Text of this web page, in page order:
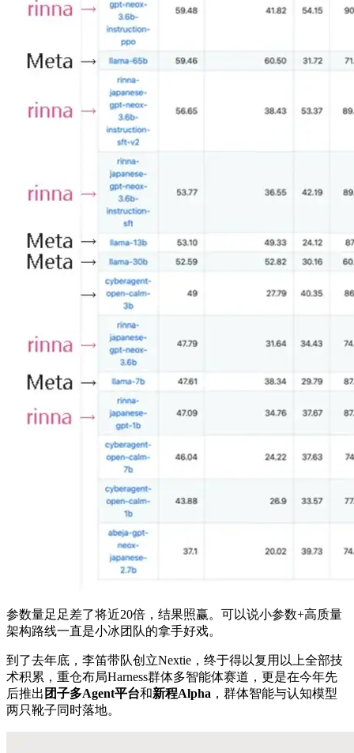
参数量足足差了将近20倍，结果照赢。可以说小参数+高质量
架构路线一直是小冰团队的拿手好戏。
到了去年底，李笛带队创立Nextie，终于得以复用以上全部技
术积累，重仓布局Harness群体多智能体赛道，更是在今年先
后推出 团子多Agent平台和新程Alpha ，群体智能与认知模型
两只靴子同时落地。